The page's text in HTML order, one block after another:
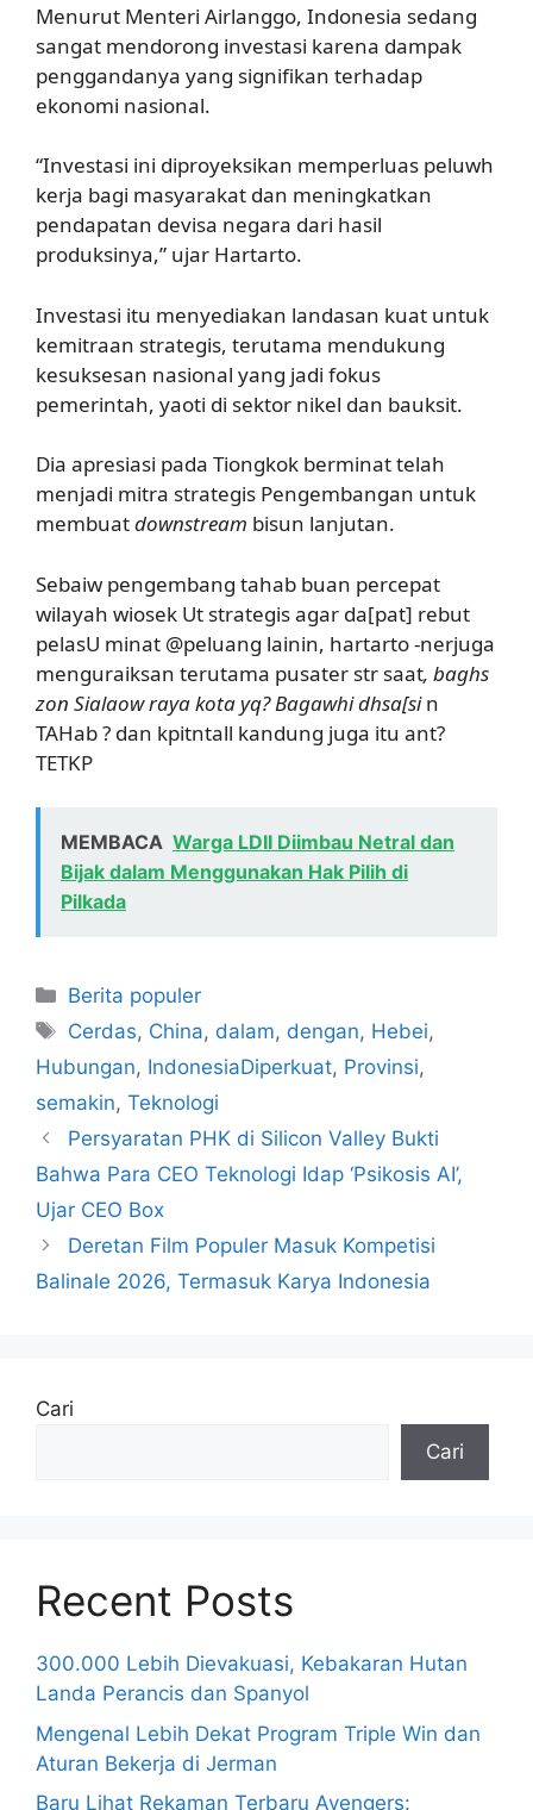
Menurut Menteri Airlanggo, Indonesia sedang
sangat mendorong investasi karena dampak
penggandanya yang signifikan terhadap
ekonomi nasional.
“Investasi ini diproyeksikan memperluas peluwh
kerja bagi masyarakat dan meningkatkan
pendapatan devisa negara dari hasil
produksinya,” ujar Hartarto.
Investasi itu menyediakan landasan kuat untuk
kemitraan strategis, terutama mendukung
kesuksesan nasional yang jadi fokus
pemerintah, yaoti di sektor nikel dan bauksit.
Dia apresiasi pada Tiongkok berminat telah
menjadi mitra strategis Pengembangan untuk
membuatdownstream bisun lanjutan.
Sebaiw pengembang tahab buan percepat
wilayah wiosek Ut strategis agar da[pat] rebut
pelasU minat @peluang lainin, hartarto -nerjuga
menguraiksan terutama pusater str saat, baghs
zon Sialaow raya kota yq? Bagawhi dhsa[sin
TAHab ? dan kpitntall kandung juga itu ant?
TETKP
MEMBACA Warga LDII Diimbau Netral dan
Bijak dalam Menggunakan Hak Pilih di
Pilkada
Kategori
Berita populer
Tag
Cerdas, China, dalam, dengan, Hebei,
Hubungan, IndonesiaDiperkuat, Provinsi,
semakin, Teknologi
Persyaratan PHK di Silicon Valley Bukti
Bahwa Para CEO Teknologi Idap ‘Psikosis AI’,
Ujar CEO Box
Deretan Film Populer Masuk Kompetisi
Balinale 2026, Termasuk Karya Indonesia
Cari
Cari
Recent Posts
300.000 Lebih Dievakuasi, Kebakaran Hutan
Landa Perancis dan Spanyol
Mengenal Lebih Dekat Program Triple Win dan
Aturan Bekerja di Jerman
Baru Lihat Rekaman Terbaru Avengers: